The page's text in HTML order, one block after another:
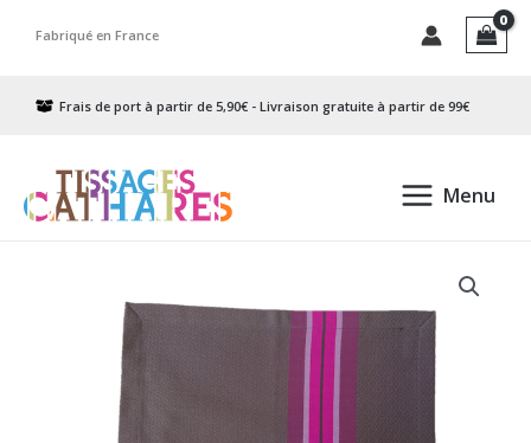
Fabriqué en France
Frais de port à partir de 5,90€ - Livraison gratuite à partir de 99€
Menu